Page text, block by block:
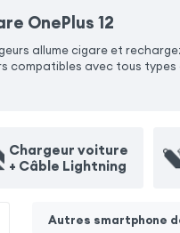
OnePlus 12
allume cigare et
avec tous types
Chargeur voiture
+ Câble Lightning
Autres smartphone